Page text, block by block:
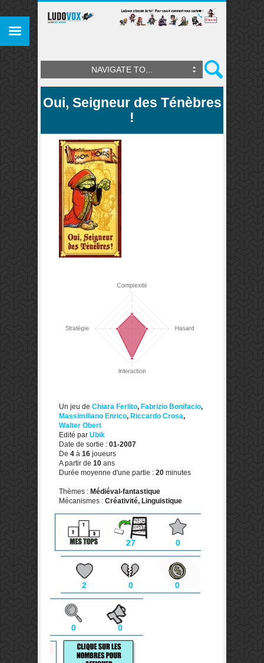
NAVIGATE TO...
Oui, Seigneur des Ténèbres
!
Un jeu de Chiara Ferlito, Fabrizio Bonifacio,
Massimiliano Enrico, Riccardo Crosa,
Walter Obert
Edité par Ubik
Date de sortie : 01-2007
De 4 à 16 joueurs
A partir de 10 ans
Durée moyenne d'une partie : 20 minutes
Thèmes : Médiéval-fantastique
Mécanismes : Créativité, Linguistique
27 0
2 0 0
0 0